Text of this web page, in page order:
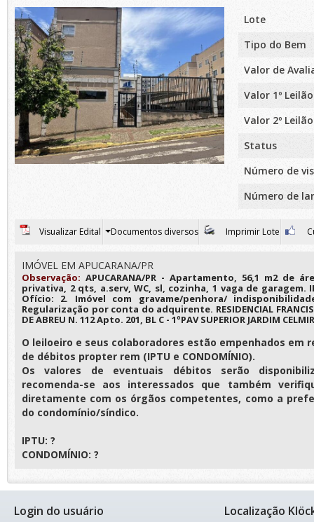
Lote
Tipo do Bem
Valor de
Valor 1º Leilão
Valor 2º Leilão
Status
Número de
Número de
Visualizar Edital Documentos diversos Imprimir Lote
IMÓVEL EM APUCARANA/PR
Observação: APUCARANA/PR - Apartamento, 56,1 m2 de
privativa, 2 qts, a.serv, WC, sl, cozinha, 1 vaga de garagem.
Ofício: 2. Imóvel com gravame/penhora/
Regularização por conta do adquirente. RESIDENCIAL
DE ABREU N. 112 Apto. 201, BL C - 1ºPAV SUPERIOR JARDIM
O leiloeiro e seus colaboradores estão empenhados em
de débitos propter rem (IPTU e CONDOMÍNIO).
Os valores de eventuais débitos serão
recomenda-se aos interessados que também
diretamente com os órgãos competentes, como a
do condomínio/síndico.
IPTU: ?
CONDOMÍNIO: ?
Login do usuário Localização